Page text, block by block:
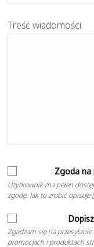
Treść wiadomości
Zgoda na
Użytkownik ma pełen
zgodę. Jak to zrobić opisuje
Zgadzam się na
promocjach i produktach